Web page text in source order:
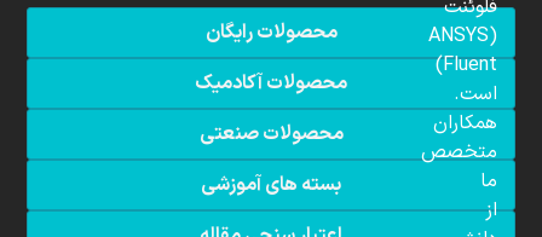
محصولات رایگان
محصولات آکادمیک
محصولات صنعتی
بسته های آموزشی
فلوئنت
(ANSYS
Fluent)
است.
همکاران
متخصص
ما
از